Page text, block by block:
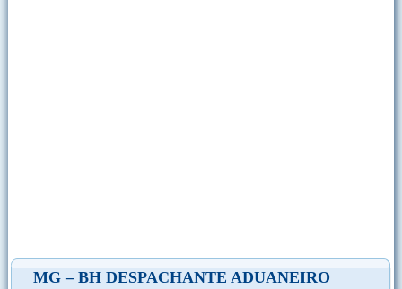
MG – BH DESPACHANTE ADUANEIRO